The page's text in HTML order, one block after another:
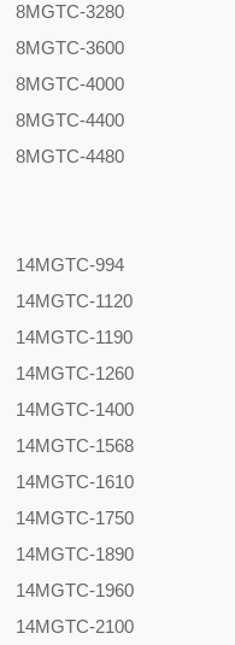
8MGTC-3280
8MGTC-3600
8MGTC-4000
8MGTC-4400
8MGTC-4480
14MGTC-994
14MGTC-1120
14MGTC-1190
14MGTC-1260
14MGTC-1400
14MGTC-1568
14MGTC-1610
14MGTC-1750
14MGTC-1890
14MGTC-1960
14MGTC-2100